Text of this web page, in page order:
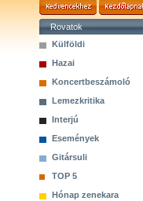
Rovatok
Külföldi
Hazai
Koncertbeszámoló
Lemezkritika
Interjú
Események
Gitársuli
TOP 5
Hónap zenekara